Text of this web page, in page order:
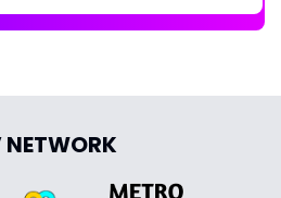
NETWORK